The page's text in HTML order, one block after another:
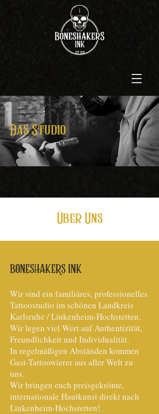
Das Studio
Über Uns
BONESHAKERS INK
Wir sind ein familiäres, professionelles
Tattoostudio im schönen Landkreis
Karlsruhe / Linkenheim-Hochstetten.
Wir legen viel Wert auf Authentizität,
Freundlichkeit und Individualität.
In regelmäßigen Abständen kommen
Gast-Tattoowierer aus aller Welt zu
uns.
Wir bringen euch preisgekrönte,
internationale Hautkunst direkt nach
Linkenheim-Hochstetten!